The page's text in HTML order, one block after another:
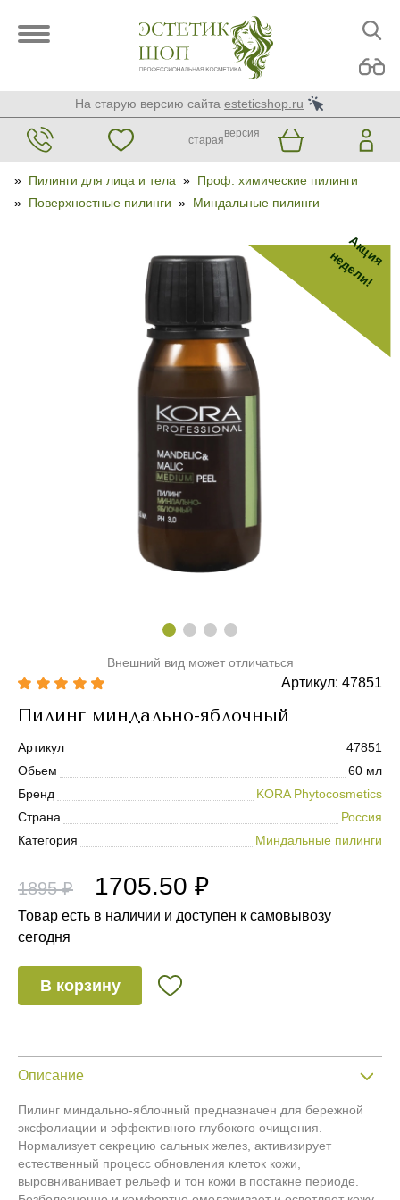
На старую версию сайта esteticshop.ru
старая
версия
» Пилинги для лица и тела » Проф. химические пилинги
» Поверхностные пилинги » Миндальные пилинги
Акция
недели!
Внешний вид может отличаться
Артикул: 47851
Пилинг миндально-яблочный
Артикул
47851
Обьем
60 мл
Бренд
KORA Phytocosmetics
Страна
Россия
Категория
Миндальные пилинги
1895 ₽ 1705.50 ₽
Товар есть в наличии и доступен к самовывозу
сегодня
В корзину
Описание
Пилинг миндально-яблочный предназначен для бережной
эксфолиации и эффективного глубокого очищения.
Нормализует секрецию сальных желез, активизирует
естественный процесс обновления клеток кожи,
выровниванивает рельеф и тон кожи в постакне периоде.